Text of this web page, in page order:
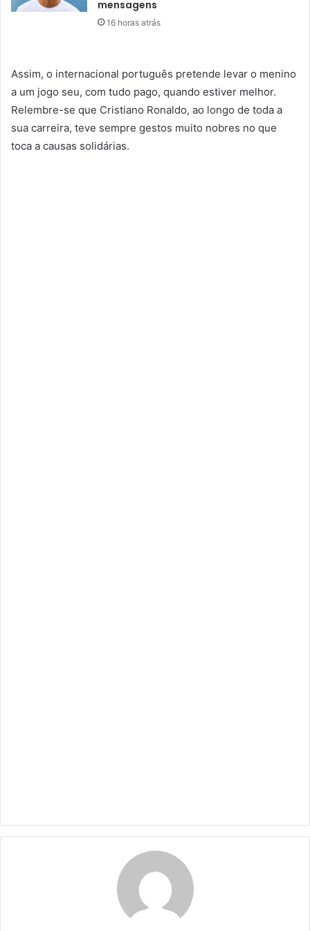
mensagens
16 horas atrás
Assim, o internacional português pretende levar o menino
a um jogo seu, com tudo pago, quando estiver melhor.
Relembre-se que Cristiano Ronaldo, ao longo de toda a
sua carreira, teve sempre gestos muito nobres no que
toca a causas solidárias.